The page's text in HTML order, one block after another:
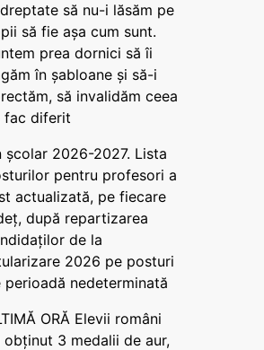
să nu-i lăsăm pe
să fie așa cum sunt.
prea dornici să îi
în șabloane și să-i
să invalidăm ceea
fac diferit
școlar 2026-2027. Lista
pentru profesori a
actualizată, pe fiecare
după repartizarea
de la
2026 pe posturi
perioadă nedeterminată
ORĂ Elevii români
obținut 3 medalii de aur,